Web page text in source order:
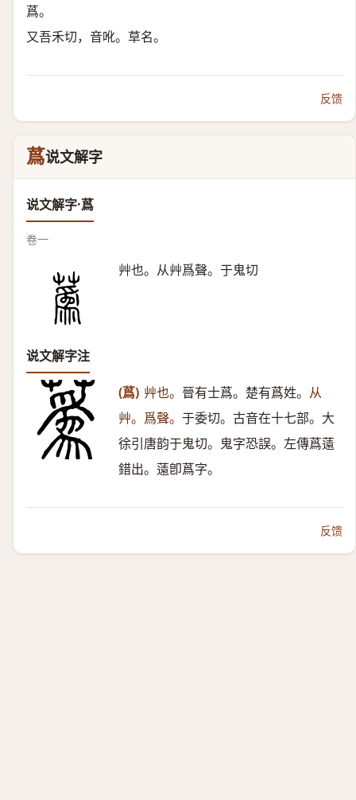
蔿。
又吾禾切，音吪。草名。
反馈
蔿说文解字
说文解字·蔿
卷一
艸也。从艸爲聲。于鬼切
说文解字注
(蔿) 艸也。 晉有士蔿。楚有蔿姓。 从
艸。爲聲。 于委切。古音在十七部。大
徐引唐韵于鬼切。鬼字恐誤。左傳蔿薳
錯出。薳卽蔿字。
反馈